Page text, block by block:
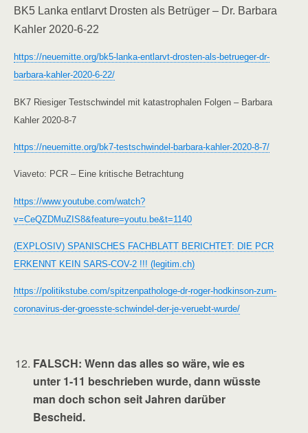
BK5 Lanka entlarvt Drosten als Betrüger – Dr. Barbara
Kahler 2020-6-22
https://neuemitte.org/bk5-lanka-entlarvt-drosten-als-betrueger-dr-
barbara-kahler-2020-6-22/
BK7 Riesiger Testschwindel mit katastrophalen Folgen – Barbara
Kahler 2020-8-7
https://neuemitte.org/bk7-testschwindel-barbara-kahler-2020-8-7/
Viaveto: PCR – Eine kritische Betrachtung
https://www.youtube.com/watch?
v=CeQZDMuZIS8&feature=youtu.be&t=1140
(EXPLOSIV) SPANISCHES FACHBLATT BERICHTET: DIE PCR
ERKENNT KEIN SARS-COV-2 !!! (legitim.ch)
https://politikstube.com/spitzenpathologe-dr-roger-hodkinson-zum-
coronavirus-der-groesste-schwindel-der-je-veruebt-wurde/
FALSCH: Wenn das alles so wäre, wie es
unter 1-11 beschrieben wurde, dann wüsste
man doch schon seit Jahren darüber
Bescheid.